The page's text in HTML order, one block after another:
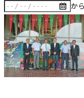
から